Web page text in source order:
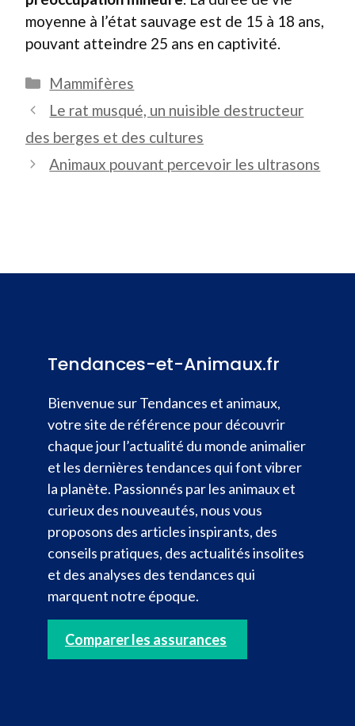
moyenne à l’état sauvage est de 15 à 18 ans,
pouvant atteindre 25 ans en captivité.
Catégories
Mammifères
Le rat musqué, un nuisible destructeur
des berges et des cultures
Animaux pouvant percevoir les ultrasons
Tendances-et-Animaux.fr
Bienvenue sur Tendances et animaux,
votre site de référence pour découvrir
chaque jour l’actualité du monde animalier
et les dernières tendances qui font vibrer
la planète. Passionnés par les animaux et
curieux des nouveautés, nous vous
proposons des articles inspirants, des
conseils pratiques, des actualités insolites
et des analyses des tendances qui
marquent notre époque.
Comparer les assurances